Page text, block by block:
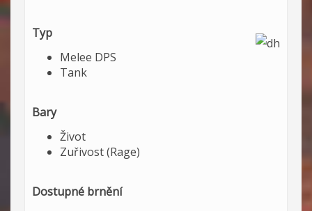
Typ
Melee DPS
Tank
Bary
Život
Zuřivost (Rage)
Dostupné brnění